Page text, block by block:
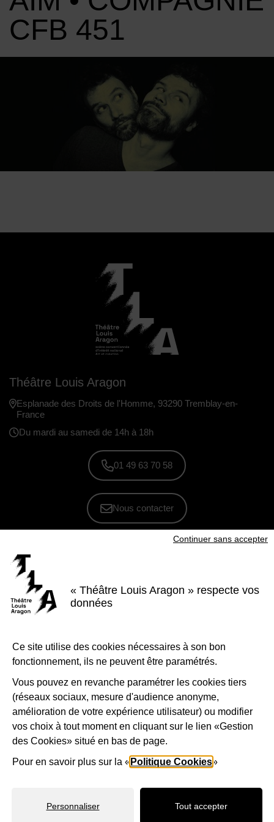
« Théâtre Louis Aragon » respecte vos
données
Ce site utilise des cookies nécessaires à son bon
fonctionnement, ils ne peuvent être paramétrés.
Vous pouvez en revanche paramétrer les cookies tiers
(réseaux sociaux, mesure d'audience anonyme,
amélioration de votre expérience utilisateur) ou modifier
vos choix à tout moment en cliquant sur le lien «Gestion
des Cookies» situé en bas de page.
Pour en savoir plus sur la « Politique Cookies»
Personnaliser
Continuer sans accepter
Tout accepter
CFB 451
Théâtre Louis Aragon
Esplanade des Droits de l'Homme, 93290 Tremblay-en-
France
Du mardi au samedi de 14h à 18h
01 49 63 70 58
Nous contacter
Facebook
Instagram
YoutubeLinkedIn
Le Théâtre Louis Aragon, scène conventionnée d'intérêt national Art et
création - danse, est soutenu par la Ville de Tremblay-en-France, le
Département de la Seine-Saint-Denis, la Région Île-de-France et le
de-France.
1-Logo-Tremblay 2-
3-Logo_Région_Ile-de-France
4-
Politique d'utilisation des cookies